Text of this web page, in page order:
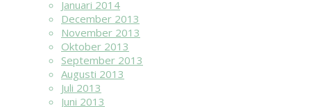
Januari 2014
December 2013
November 2013
Oktober 2013
September 2013
Augusti 2013
Juli 2013
Juni 2013